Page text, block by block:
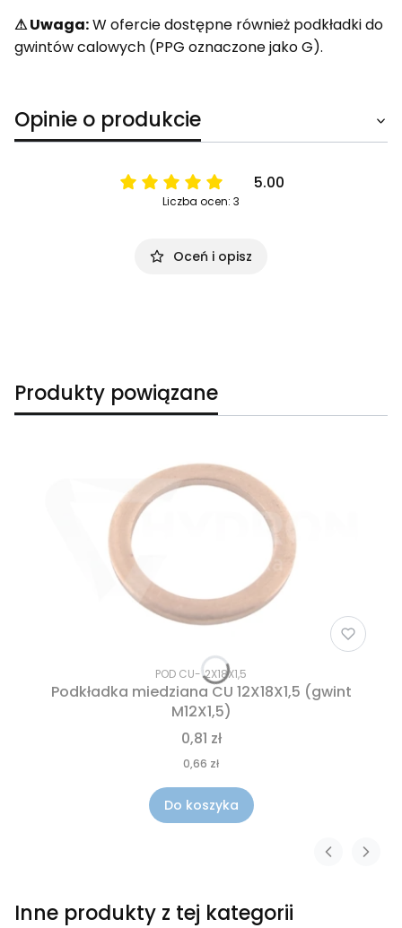
⚠ Uwaga:W ofercie dostępne również podkładki do
gwintów calowych (PPG oznaczone jako G).
Opinie o produkcie
5.00
Liczba ocen: 3
Oceń i opisz
Produkty powiązane
POD CU-12X18X1,5
Podkładka miedziana CU 12X18X1,5 (gwint
M12X1,5)
0,81 zł
0,66 zł
Do koszyka
Inne produkty z tej kategorii